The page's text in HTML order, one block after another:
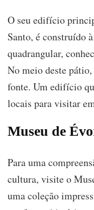
O seu edifício
Santo, é construído
quadrangular,
No meio deste pátio,
fonte. Um edifício
locais para visitar
Museu de
Para uma
cultura, visite o
uma coleção